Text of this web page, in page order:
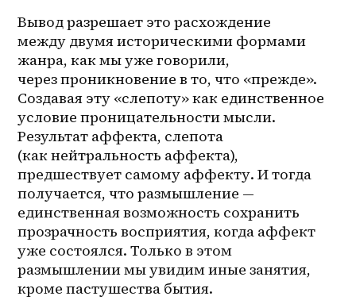
Вывод разрешает это расхождение
между двумя историческими формами
жанра, как мы уже говорили,
через проникновение в то, что «прежде».
Создавая эту «слепоту» как единственное
условие проницательности мысли.
Результат аффекта, слепота
(как нейтральность аффекта),
предшествует самому аффекту. И тогда
получается, что размышление —
единственная возможность сохранить
прозрачность восприятия, когда аффект
уже состоялся. Только в этом
размышлении мы увидим иные занятия,
кроме пастушества бытия.